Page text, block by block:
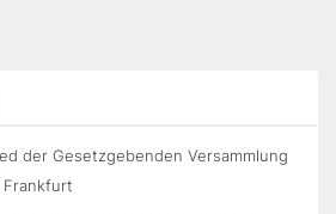
der Gesetzgebenden Versammlung